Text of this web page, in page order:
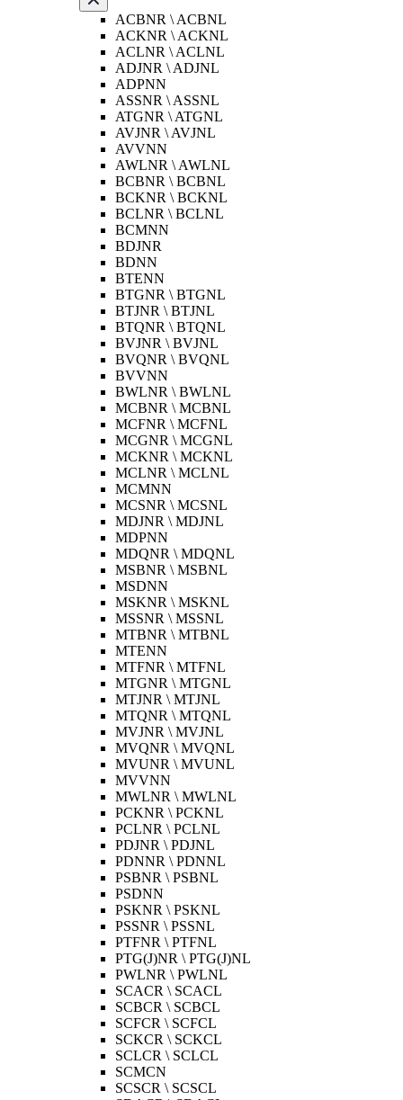
ACBNR \ ACBNL
ACKNR \ ACKNL
ACLNR \ ACLNL
ADJNR \ ADJNL
ADPNN
ASSNR \ ASSNL
ATGNR \ ATGNL
AVJNR \ AVJNL
AVVNN
AWLNR \ AWLNL
BCBNR \ BCBNL
BCKNR \ BCKNL
BCLNR \ BCLNL
BCMNN
BDJNR
BDNN
BTENN
BTGNR \ BTGNL
BTJNR \ BTJNL
BTQNR \ BTQNL
BVJNR \ BVJNL
BVQNR \ BVQNL
BVVNN
BWLNR \ BWLNL
MCBNR \ MCBNL
MCFNR \ MCFNL
MCGNR \ MCGNL
MCKNR \ MCKNL
MCLNR \ MCLNL
MCMNN
MCSNR \ MCSNL
MDJNR \ MDJNL
MDPNN
MDQNR \ MDQNL
MSBNR \ MSBNL
MSDNN
MSKNR \ MSKNL
MSSNR \ MSSNL
MTBNR \ MTBNL
MTENN
MTFNR \ MTFNL
MTGNR \ MTGNL
MTJNR \ MTJNL
MTQNR \ MTQNL
MVJNR \ MVJNL
MVQNR \ MVQNL
MVUNR \ MVUNL
MVVNN
MWLNR \ MWLNL
PCKNR \ PCKNL
PCLNR \ PCLNL
PDJNR \ PDJNL
PDNNR \ PDNNL
PSBNR \ PSBNL
PSDNN
PSKNR \ PSKNL
PSSNR \ PSSNL
PTFNR \ PTFNL
PTG(J)NR \ PTG(J)NL
PWLNR \ PWLNL
SCACR \ SCACL
SCBCR \ SCBCL
SCFCR \ SCFCL
SCKCR \ SCKCL
SCLCR \ SCLCL
SCMCN
SCSCR \ SCSCL